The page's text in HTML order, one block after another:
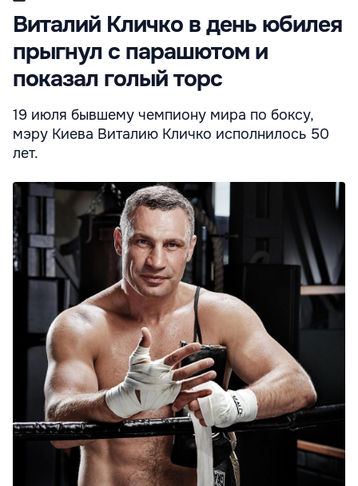
Виталий Кличко в день юбилея
прыгнул с парашютом и
показал голый торс
19 июля бывшему чемпиону мира по боксу,
мэру Киева Виталию Кличко исполнилось 50
лет.